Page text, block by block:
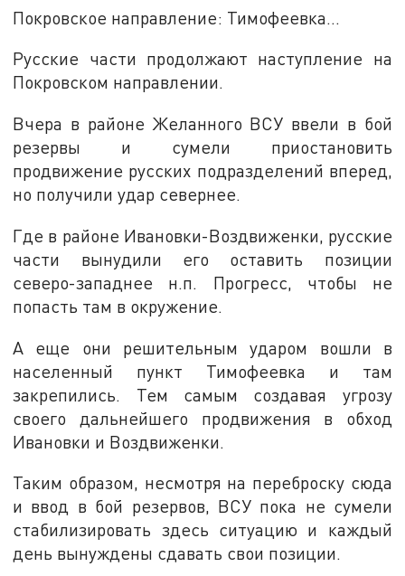
Покровское направление: Тимофеевка...
Русские части продолжают наступление на
Покровском направлении.
Вчера в районе Желанного ВСУ ввели в бой
резервы и сумели приостановить
продвижение русских подразделений вперед,
но получили удар севернее.
Где в районе Ивановки-Воздвиженки, русские
части вынудили его оставить позиции
северо-западнее н.п. Прогресс, чтобы не
попасть там в окружение.
А еще они решительным ударом вошли в
населенный пункт Тимофеевка и там
закрепились. Тем самым создавая угрозу
своего дальнейшего продвижения в обход
Ивановки и Воздвиженки.
Таким образом, несмотря на переброску сюда
и ввод в бой резервов, ВСУ пока не сумели
стабилизировать здесь ситуацию и каждый
день вынуждены сдавать свои позиции.